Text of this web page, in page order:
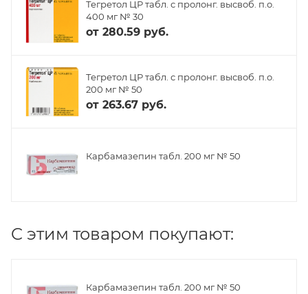
Тегретол ЦР табл. с пролонг. высвоб. п.о.
400 мг № 30
от 280.59 руб.
Тегретол ЦР табл. с пролонг. высвоб. п.о.
200 мг № 50
от 263.67 руб.
Карбамазепин табл. 200 мг № 50
C этим товаром покупают:
Карбамазепин табл. 200 мг № 50